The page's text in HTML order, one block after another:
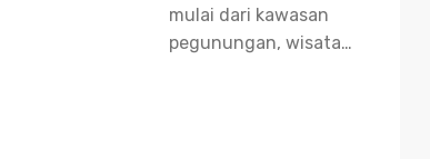
mulai dari kawasan
pegunungan, wisata…